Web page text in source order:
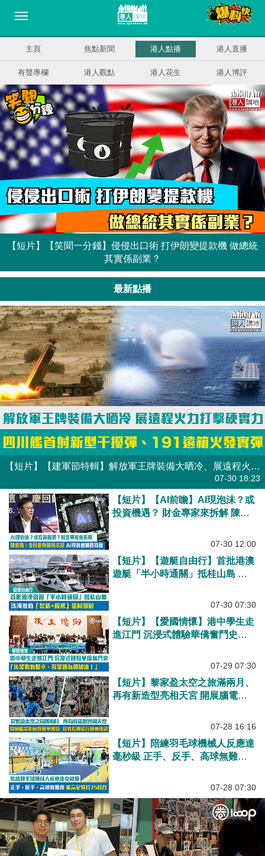
主頁 焦點新聞 港人點播 港人直播
有聲專欄 港人觀點 港人花生 港人博評
【短片】【笑聞一分錢】侵侵出口術 打伊朗變提款機 做總統
其實係副業？
最新點播
【短片】【建軍節特輯】解放軍王牌裝備大晒冷、展遠程火力打擊硬實力 四川艦首射新型干擾彈、191遠箱火發實彈
07-30 18:23
【短片】【AI前瞻】AI現泡沫？或
投資機遇？ 財金專家來拆解 陳家
07-30 12:00
【短片】【遊艇自由行】首批港澳
遊艇「半小時通關」抵桂山島 珠
07-30 07:30
【短片】【愛國情懷】港中學生走
進江門 沉浸式體驗華僑奮鬥史
07-29 07:30
【短片】黎家盈太空之旅滿兩月、
再有新造型亮相天宮 開展腦電測
07-28 16:16
【短片】陪練羽毛球機械人反應達
毫秒級 正手、反手、高球無難度
07-28 07:30